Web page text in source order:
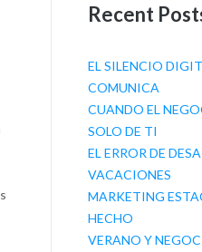
Recent
EL SILENCIO
COMUNICA
CUANDO EL
SOLO DE TI
EL ERROR DE
VACACIONES
MARKETING
HECHO
VERANO Y